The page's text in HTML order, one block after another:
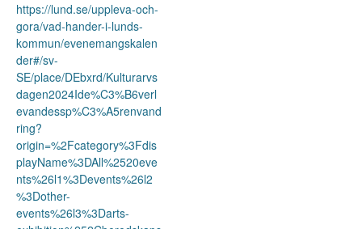
https://lund.se/uppleva-och-
gora/vad-hander-i-lunds-
kommun/evenemangskalen
der#/sv-
SE/place/DEbxrd/Kulturarvs
dagen2024Ide%C3%B6verl
evandessp%C3%A5renvand
ring?
origin=%2Fcategory%3Fdis
playName%3DAll%2520eve
nts%26l1%3Devents%26l2
%3Dother-
events%26l3%3Darts-